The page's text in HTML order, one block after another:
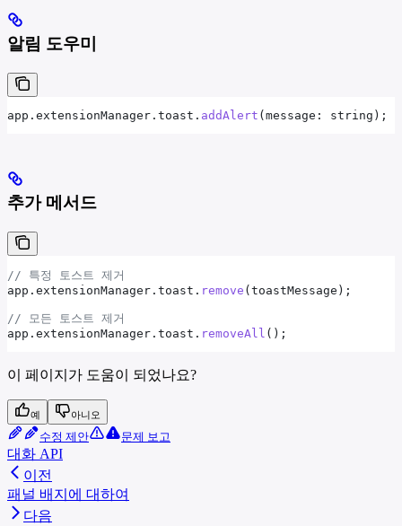
알림 도우미
app . extensionManager . toast . addAlert ( message : string );
추가 메서드
// 특정 토스트 제거
app . extensionManager . toast . remove (toastMessage );
// 모든 토스트 제거
app . extensionManager . toast . removeAll ();
이 페이지가 도움이 되었나요?
예 아니오
수정 제안 문제 보고
대화 API
이전
패널 배지에 대하여
다음